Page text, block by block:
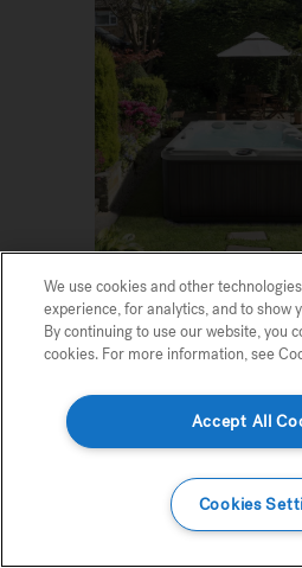
MAS POPULARES
1 2 3
Explora
Usamos cookies y otras tecnologías para
web, acepta nuestro uso de cookies. Para
configuración de cookies.
Confirmar Selección
We use cookies and other
experience, for analytics, and to show
By continuing to use our website, you
cookies. For more information, see
Accept All
Cookies